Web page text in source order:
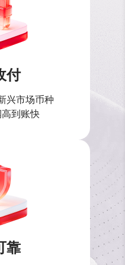
付
兴市场币种
到账快
靠